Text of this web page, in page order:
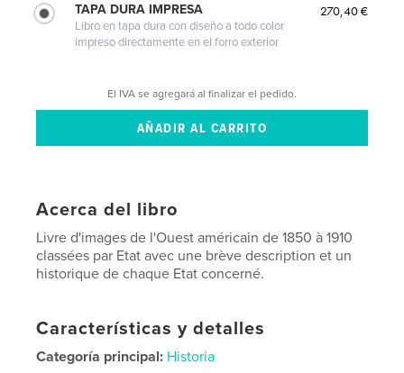
TAPA DURA IMPRESA
Libro en tapa dura con diseño a todo color
impreso directamente en el forro exterior
270,40 €
El IVA se agregará al finalizar el pedido.
Acerca del libro
Livre d'images de l'Ouest américain de 1850 à 1910
classées par Etat avec une brève description et un
historique de chaque Etat concerné.
Características y detalles
Categoría principal: Historia